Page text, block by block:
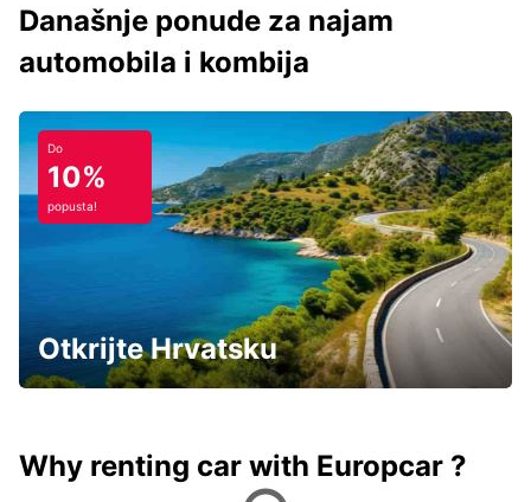
Današnje ponude za najam
automobila i kombija
Do
10%
popusta!
Otkrijte Hrvatsku
Why renting car with Europcar ?